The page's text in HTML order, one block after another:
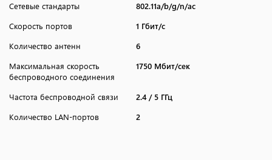
Сетевые стандарты
802.11a/b/g/n/ac
Скорость портов
1 Гбит/с
Количество антенн
6
Максимальная скорость
беспроводного соединения
1750 Мбит/сек
Частота беспроводной связи
2.4 / 5 ГГц
Количество LAN-портов
2